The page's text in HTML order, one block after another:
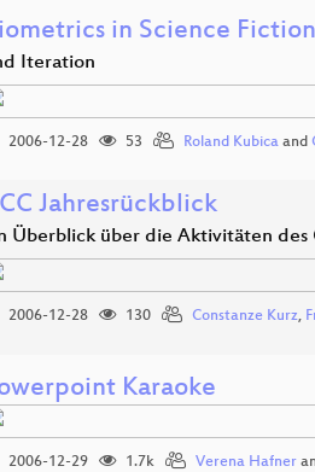
in Science Fiction
Iteration
2006-12-28 53 Roland Kubica and
Jahresrückblick
Überblick über die Aktivitäten des
2006-12-28 130 Constanze Kurz,
Karaoke
2006-12-29 1.7k Verena Hafner